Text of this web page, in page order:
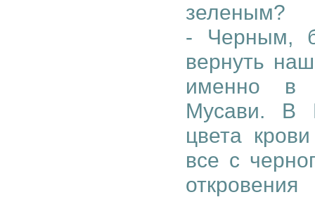
зеленым?
- Черным,
вернуть
именно в
Мусави. В
цвета
все с